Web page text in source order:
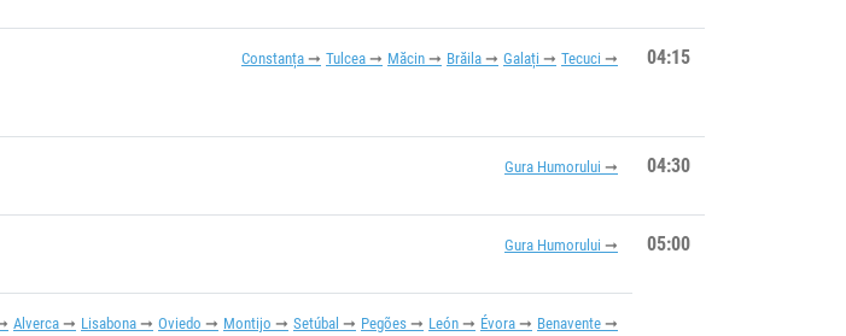
Constanța Tulcea Măcin Brăila Galați Tecuci 04:15
Gura Humorului 04:30
Gura Humorului 05:00
Alverca Lisabona Oviedo Montijo Setúbal Pegões León Évora
Benavente